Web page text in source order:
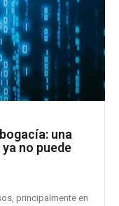
una
no puede
principalmente en